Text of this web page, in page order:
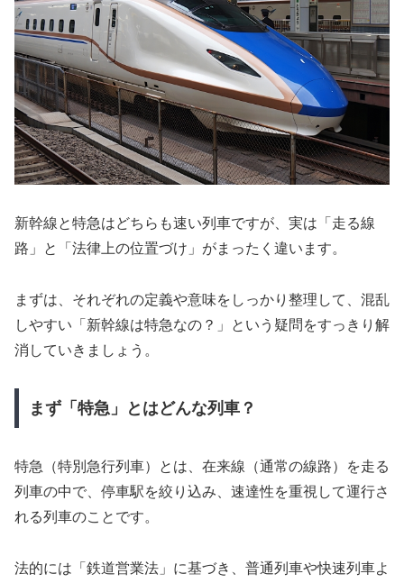
新幹線と特急はどちらも速い列車ですが、実は「走る線
路」と「法律上の位置づけ」がまったく違います。
まずは、それぞれの定義や意味をしっかり整理して、混乱
しやすい「新幹線は特急なの？」という疑問をすっきり解
消していきましょう。
まず「特急」とはどんな列車？
特急（特別急行列車）とは、在来線（通常の線路）を走る
列車の中で、停車駅を絞り込み、速達性を重視して運行さ
れる列車のことです。
法的には「鉄道営業法」に基づき、普通列車や快速列車よ